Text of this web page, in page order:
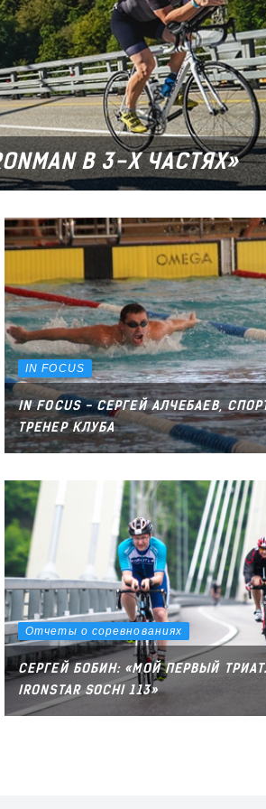
В 3-Х ЧАСТЯХ»
IN FOCUS
IN FOCUS - СЕРГЕЙ АЛЧЕБАЕВ,
ТРЕНЕР КЛУБА
Отчеты о соревнованиях
СЕРГЕЙ БОБИН: «МОЙ ПЕРВЫЙ
IRONSTAR SOCHI 113»